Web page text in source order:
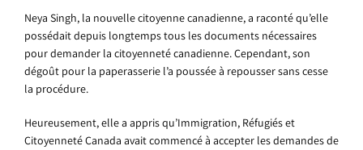
Neya Singh, la nouvelle citoyenne canadienne, a raconté qu’elle
possédait depuis longtemps tous les documents nécessaires
pour demander la citoyenneté canadienne. Cependant, son
dégoût pour la paperasserie l’a poussée à repousser sans cesse
la procédure.
Heureusement, elle a appris qu’Immigration, Réfugiés et
Citoyenneté Canada avait commencé à accepter les demandes de